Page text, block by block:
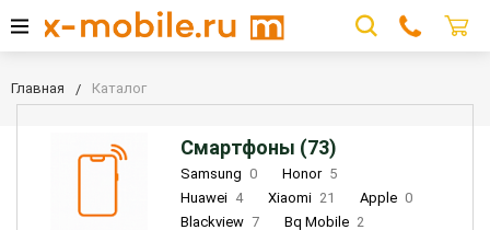
Главная Каталог
Смартфоны (73)
Samsung 0 Honor 5
Huawei 4 Xiaomi 21 Apple 0
Blackview 7 Bq Mobile 2